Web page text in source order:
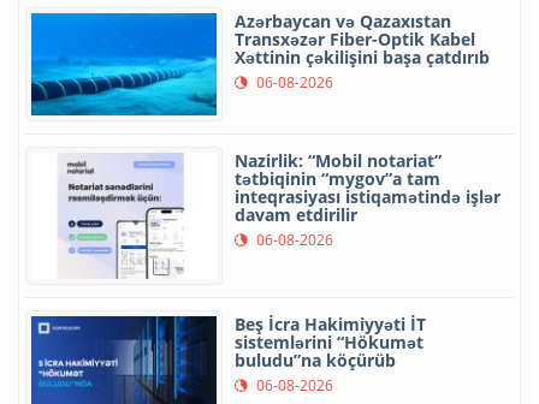
Azərbaycan və Qazaxıstan
Transxəzər Fiber-Optik Kabel
Xəttinin çəkilişini başa çatdırıb
06-08-2026
Nazirlik: “Mobil notariat”
tətbiqinin “mygov”a tam
inteqrasiyası istiqamətində işlər
davam etdirilir
06-08-2026
Beş İcra Hakimiyyəti İT
sistemlərini “Hökumət
buludu”na köçürüb
06-08-2026